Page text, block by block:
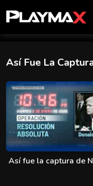
Así Fue La
Así fue la captura de